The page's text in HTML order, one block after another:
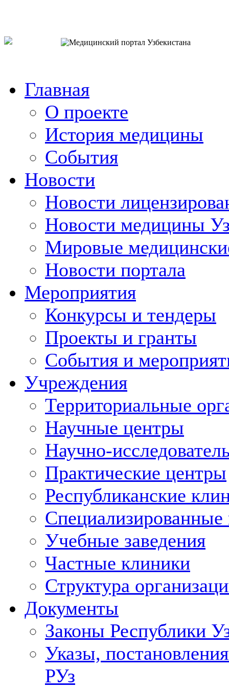
Главная
О проекте
История медицины
События
Новости
Новости
Новости медицины
Мировые
Новости портала
Мероприятия
Конкурсы и тендеры
Проекты и гранты
События и
Учреждения
Территориальные
Научные центры
Научно-
Практические центры
Республиканские
Учебные заведения
Частные клиники
Структура
Документы
Законы Республики
Указы,
РУз